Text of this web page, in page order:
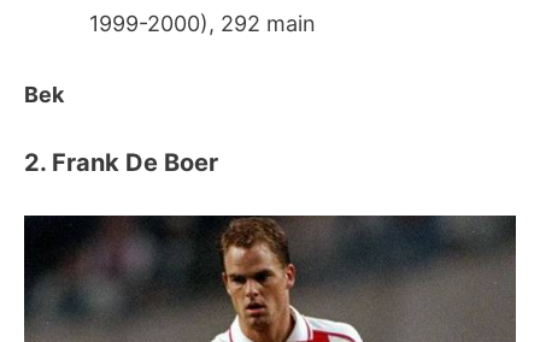
1999-2000), 292 main
Bek
2. Frank De Boer